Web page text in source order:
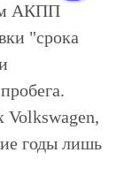
АКПП
"срока
Volkswagen,
годы лишь